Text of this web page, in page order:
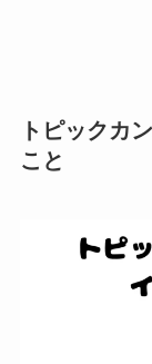
トピックカ
こと